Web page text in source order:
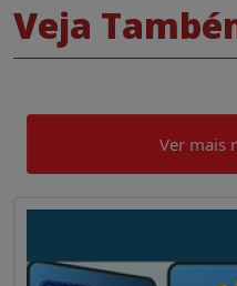
Veja
Ver mais